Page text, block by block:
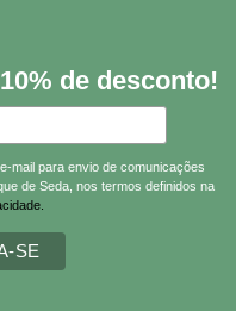
de desconto!
mail para envio de comunicações
de Seda, nos termos definidos na